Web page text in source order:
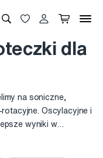
dla
na soniczne,
Oscylacyjne i
wyniki w
dziąseł lepiej